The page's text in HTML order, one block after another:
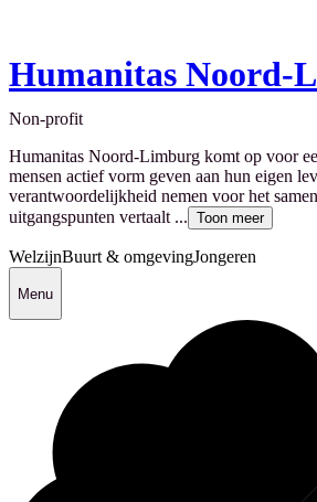
Humanitas Noord-
Non-profit
Humanitas Noord-Limburg komt op voor
mensen actief vorm geven aan hun eigen
verantwoordelijkheid nemen voor het
uitgangspunten vertaalt ... Toon meer
WelzijnBuurt & omgevingJongeren
Menu